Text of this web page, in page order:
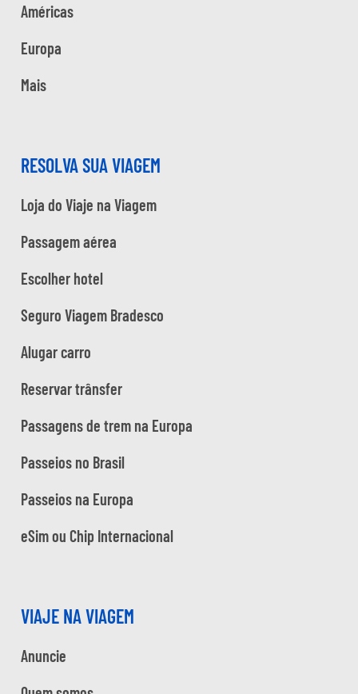
Américas
Europa
Mais
RESOLVA SUA VIAGEM
Loja do Viaje na Viagem
Passagem aérea
Escolher hotel
Seguro Viagem Bradesco
Alugar carro
Reservar trânsfer
Passagens de trem na Europa
Passeios no Brasil
Passeios na Europa
eSim ou Chip Internacional
VIAJE NA VIAGEM
Anuncie